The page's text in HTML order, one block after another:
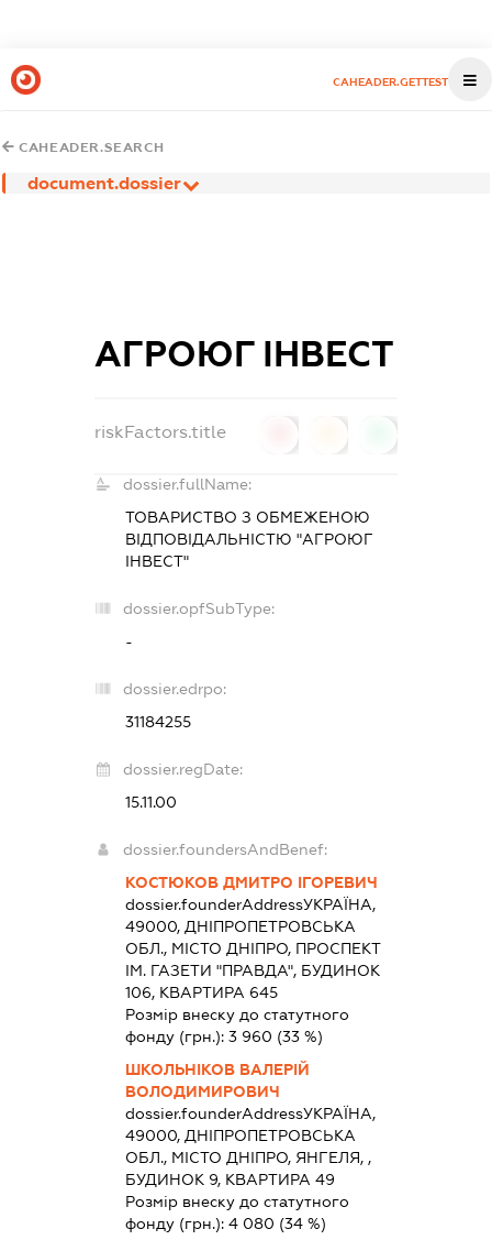
CAHEADER.GETTEST
CAHEADER.SEARCH
document.dossier
АГРОЮГ ІНВЕСТ
riskFactors.title
dossier.fullName:
ТОВАРИСТВО З ОБМЕЖЕНОЮ
ВІДПОВІДАЛЬНІСТЮ "АГРОЮГ
ІНВЕСТ"
dossier.opfSubType:
-
dossier.edrpo:
31184255
dossier.regDate:
15.11.00
dossier.foundersAndBenef:
КОСТЮКОВ ДМИТРО ІГОРЕВИЧ
dossier.founderAddressУКРАЇНА,
49000, ДНІПРОПЕТРОВСЬКА
ОБЛ., МІСТО ДНІПРО, ПРОСПЕКТ
ІМ. ГАЗЕТИ "ПРАВДА", БУДИНОК
106, КВАРТИРА 645
Розмір внеску до статутного
фонду (грн.):3 960 (33 %)
ШКОЛЬНІКОВ ВАЛЕРІЙ
ВОЛОДИМИРОВИЧ
dossier.founderAddressУКРАЇНА,
49000, ДНІПРОПЕТРОВСЬКА
ОБЛ., МІСТО ДНІПРО, ЯНГЕЛЯ, ,
БУДИНОК 9, КВАРТИРА 49
Розмір внеску до статутного
фонду (грн.):4 080 (34 %)